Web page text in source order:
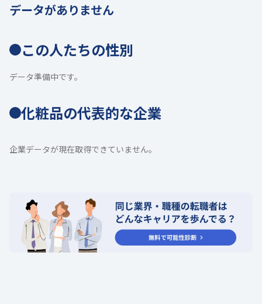
データがありません
この人たちの性別
データ準備中です。
化粧品の代表的な企業
企業データが現在取得できていません。